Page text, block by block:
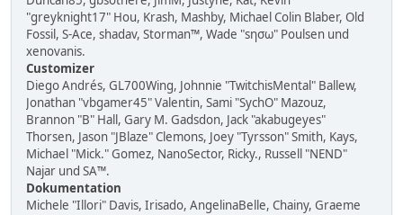
"greyknight17" Hou, Krash, Mashby, Michael Colin Blaber, Old
Fossil, S-Ace, shadav, Storman™, Wade "sησω" Poulsen und
xenovanis.
Customizer
Diego Andrés, GL700Wing, Johnnie "TwitchisMental" Ballew,
Jonathan "vbgamer45" Valentin, Sami "SychO" Mazouz,
Brannon "B" Hall, Gary M. Gadsdon, Jack "akabugeyes"
Thorsen, Jason "JBlaze" Clemons, Joey "Tyrsson" Smith, Kays,
Michael "Mick." Gomez, NanoSector, Ricky., Russell "NEND"
Najar und SA™.
Dokumentation
Michele "Illori" Davis, Irisado, AngelinaBelle, Chainy, Graeme